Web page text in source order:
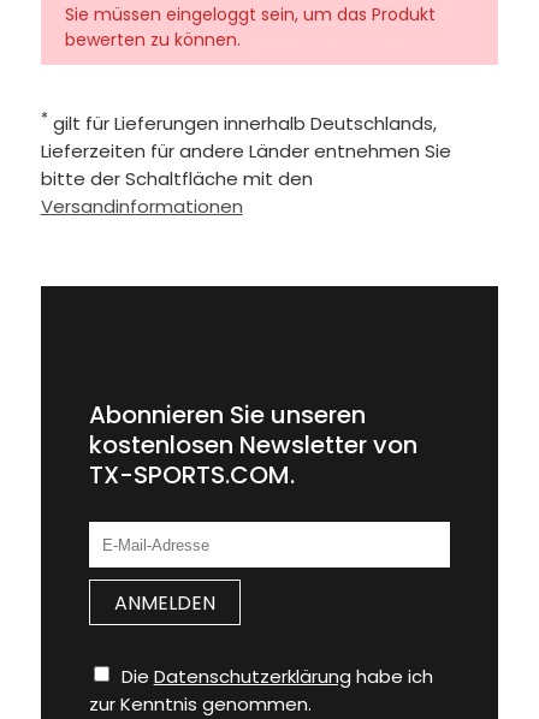
Sie müssen eingeloggt sein, um das Produkt
bewerten zu können.
* gilt für Lieferungen innerhalb Deutschlands,
Lieferzeiten für andere Länder entnehmen Sie
bitte der Schaltfläche mit den
Versandinformationen
Abonnieren Sie unseren
kostenlosen Newsletter von
TX-SPORTS.COM.
Die Datenschutzerklärung habe ich
zur Kenntnis genommen.